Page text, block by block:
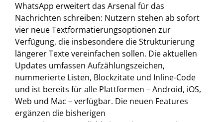
WhatsApp erweitert das Arsenal für das
Nachrichten schreiben: Nutzern stehen ab sofort
vier neue Textformatierungsoptionen zur
Verfügung, die insbesondere die Strukturierung
längerer Texte vereinfachen sollen. Die aktuellen
Updates umfassen Aufzählungszeichen,
nummerierte Listen, Blockzitate und Inline-Code
und ist bereits für alle Plattformen – Android, iOS,
Web und Mac – verfügbar. Die neuen Features
ergänzen die bisherigen